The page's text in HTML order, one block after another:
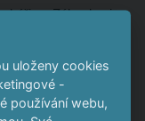
na Zélandu si
a tvůrci měnových
číslo převzali,
těžila z
na to, aby si lidé v
uloženy cookies
-
používání webu,